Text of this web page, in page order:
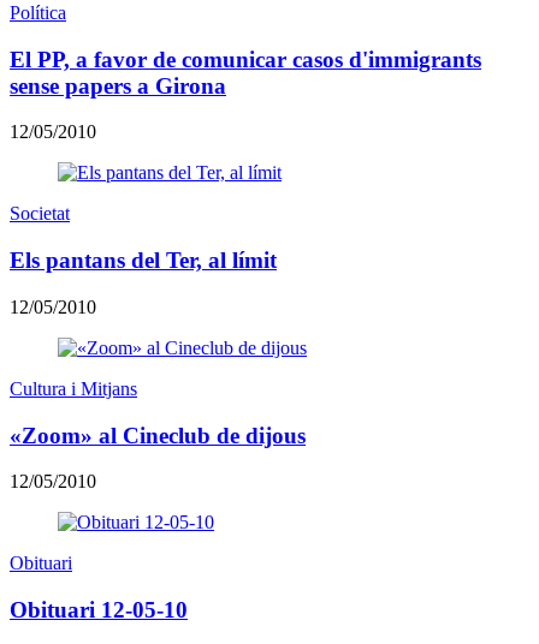
Política
El PP, a favor de comunicar casos d'immigrants
sense papers a Girona
12/05/2010
Societat
Els pantans del Ter, al límit
12/05/2010
Cultura i Mitjans
«Zoom» al Cineclub de dijous
12/05/2010
Obituari
Obituari 12-05-10